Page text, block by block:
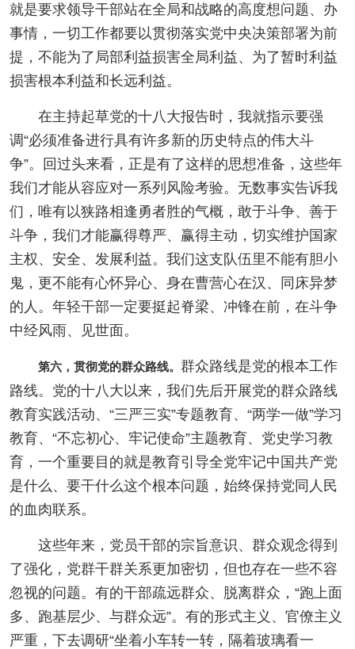
就是要求领导干部站在全局和战略的高度想问题、办
事情，一切工作都要以贯彻落实党中央决策部署为前
提，不能为了局部利益损害全局利益、为了暂时利益
损害根本利益和长远利益。
在主持起草党的十八大报告时，我就指示要强
调“必须准备进行具有许多新的历史特点的伟大斗
争”。回过头来看，正是有了这样的思想准备，这些年
我们才能从容应对一系列风险考验。无数事实告诉我
们，唯有以狭路相逢勇者胜的气概，敢于斗争、善于
斗争，我们才能赢得尊严、赢得主动，切实维护国家
主权、安全、发展利益。我们这支队伍里不能有胆小
鬼，更不能有心怀异心、身在曹营心在汉、同床异梦
的人。年轻干部一定要挺起脊梁、冲锋在前，在斗争
中经风雨、见世面。
第六，贯彻党的群众路线。 群众路线是党的根本工作
路线。党的十八大以来，我们先后开展党的群众路线
教育实践活动、“三严三实”专题教育、“两学一做”学习
教育、“不忘初心、牢记使命”主题教育、党史学习教
育，一个重要目的就是教育引导全党牢记中国共产党
是什么、要干什么这个根本问题，始终保持党同人民
的血肉联系。
这些年来，党员干部的宗旨意识、群众观念得到
了强化，党群干群关系更加密切，但也存在一些不容
忽视的问题。有的干部疏远群众、脱离群众，“跑上面
多、跑基层少、与群众远”。有的形式主义、官僚主义
严重，下去调研“坐着小车转一转，隔着玻璃看一